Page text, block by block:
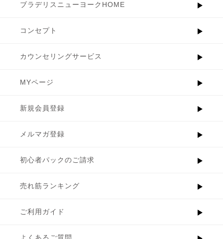
ブラデリスニューヨークHOME
コンセプト
カウンセリングサービス
MYページ
新規会員登録
メルマガ登録
初心者パックのご請求
売れ筋ランキング
ご利用ガイド